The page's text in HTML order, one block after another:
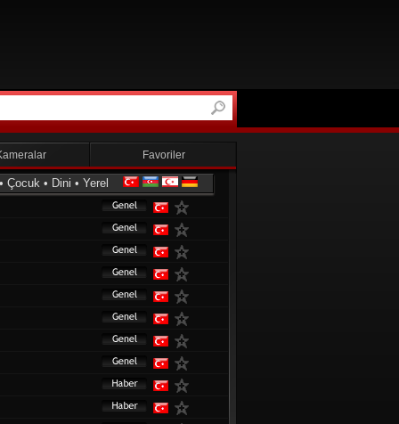
Favoriler
• Çocuk • Dini • Yerel